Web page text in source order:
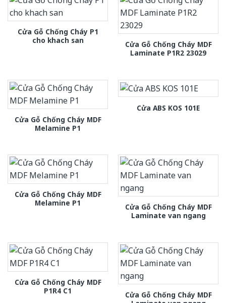
Cửa Gỗ Chống Cháy P1
cho khach san
Cửa Gỗ Chống Cháy MDF
Laminate P1R2 23029
Cửa Gỗ Chống Cháy MDF
Melamine P1
Cửa ABS KOS 101E
Cửa Gỗ Chống Cháy MDF
Melamine P1
Cửa Gỗ Chống Cháy MDF
Laminate van ngang
Cửa Gỗ Chống Cháy MDF
P1R4 C1
Cửa Gỗ Chống Cháy MDF